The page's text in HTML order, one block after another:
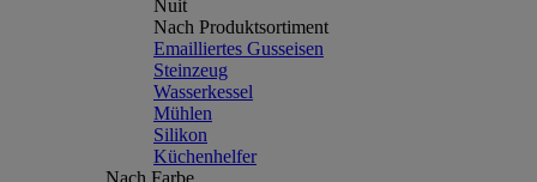
Nuit
Nach Produktsortiment
Emailliertes Gusseisen
Steinzeug
Wasserkessel
Mühlen
Silikon
Küchenhelfer
Nach Farbe